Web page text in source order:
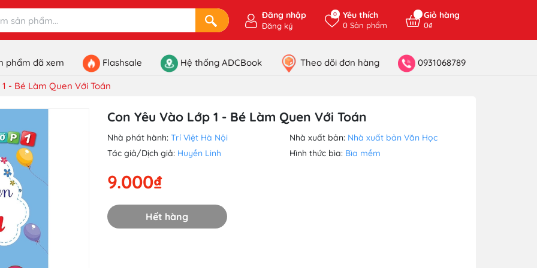
Đăng nhập
Đăng ký
0 Yêu thích
0Sản phẩm
Giỏ hàng
0₫
phẩm đã xem Flashsale Hệ thống ADCBook Theo dõi đơn hàng 0931068789
- Bé Làm Quen Với Toán
Con Yêu Vào Lớp 1 - Bé Làm Quen Với Toán
Nhà phát hành: Trí Việt Hà Nội Nhà xuất bản: Nhà xuất bản Văn Học
Tác giả/Dịch giả: Huyền Linh Hình thức bìa: Bìa mềm
9.000₫
Hết hàng